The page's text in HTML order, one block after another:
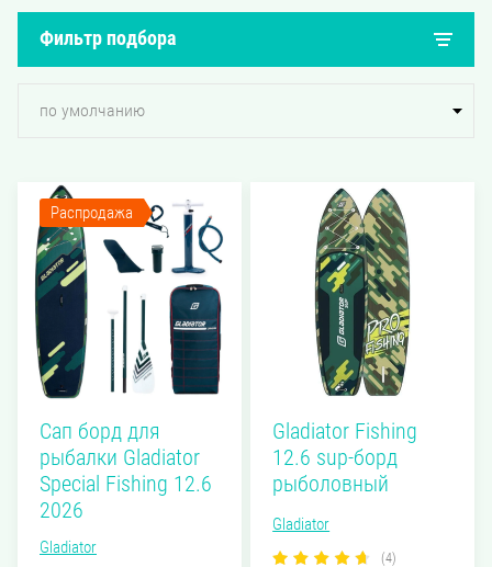
Фильтр подбора
по умолчанию
Сап борд для
рыбалки Gladiator
Special Fishing 12.6
2026
Gladiator
Распродажа
Gladiator Fishing
12.6 sup-борд
рыболовный
Gladiator
(4)